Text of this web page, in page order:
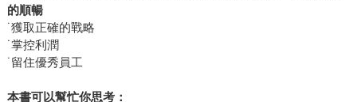
的順暢
˙獲取正確的戰略
˙掌控利潤
˙留住優秀員工
本書可以幫忙你思考：